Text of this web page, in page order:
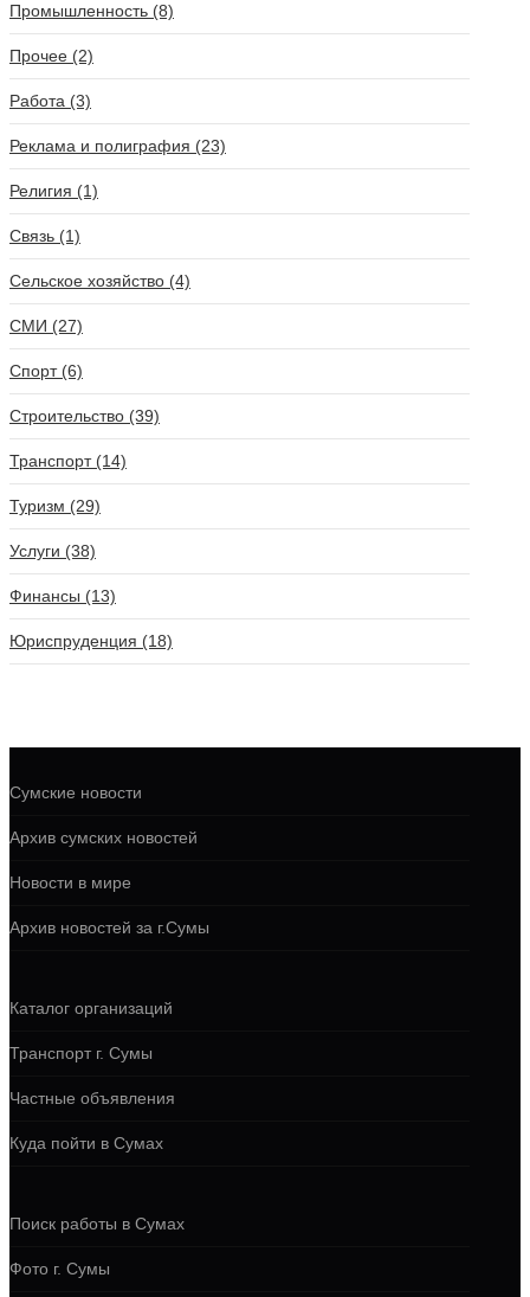
Промышленность (8)
Прочее (2)
Работа (3)
Реклама и полиграфия (23)
Религия (1)
Связь (1)
Сельское хозяйство (4)
СМИ (27)
Спорт (6)
Строительство (39)
Транспорт (14)
Туризм (29)
Услуги (38)
Финансы (13)
Юриспруденция (18)
Сумские новости
Архив сумских новостей
Новости в мире
Архив новостей за г.Сумы
Каталог организаций
Транспорт г. Сумы
Частные объявления
Куда пойти в Сумах
Поиск работы в Сумах
Фото г. Сумы